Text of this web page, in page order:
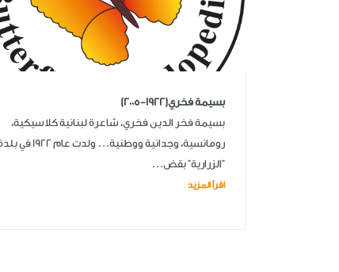
بسيمة فخري(1922-2005)
بسيمة فخر الدين فخري، شاعرة لبنانية كلاسيكية،
رومانسية، وجدانية ووطنية... ولدت عام 1922
"الزرارية" بقض...
اقرأ المزيد